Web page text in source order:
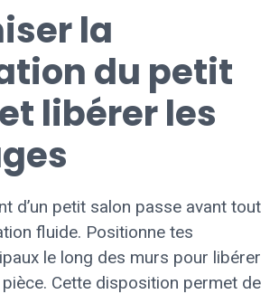
la
du petit
libérer les
d’un petit salon passe avant tout
fluide. Positionne tes
le long des murs pour libérer
Cette disposition permet de